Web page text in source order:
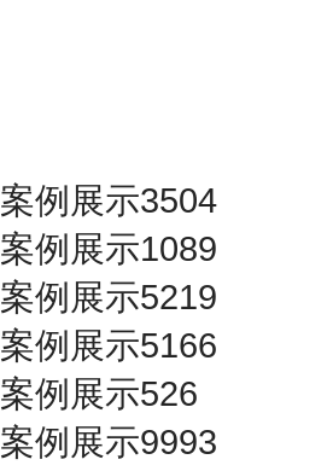
案例展示3504
案例展示1089
案例展示5219
案例展示5166
案例展示526
案例展示9993